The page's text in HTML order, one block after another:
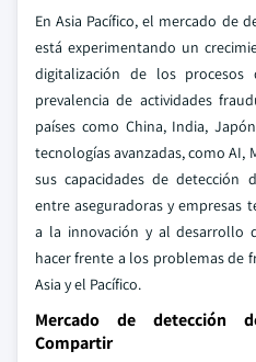
En Asia Pacífico, el mercado de
está experimentando un
digitalización de los
prevalencia de actividades
países como China, India,
tecnologías avanzadas, como AI,
sus capacidades de detección
entre aseguradoras y empresas
a la innovación y al desarrollo
hacer frente a los problemas de
Asia y el Pacífico.
Mercado de detección
Compartir